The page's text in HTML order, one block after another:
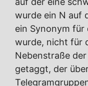
wurde ein N auf
ein Synonym für
wurde, nicht für
Nebenstraße
getaggt, der